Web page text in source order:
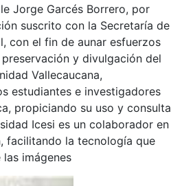
Jorge Garcés Borrero, por
suscrito con la Secretaría de
con el fin de aunar esfuerzos
y divulgación del
Vallecaucana,
estudiantes e investigadores
propiciando su uso y consulta
Icesi es un colaborador en
facilitando la tecnología que
imágenes